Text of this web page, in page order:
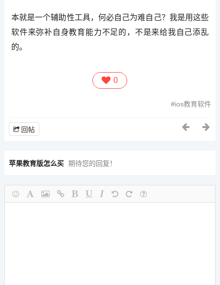
本就是一个辅助性工具，何必自己为难自己？我是用这些
软件来弥补自身教育能力不足的，不是来给我自己添乱
的。
0
ios教育软件
回帖
苹果教育版怎么买 期待您的回复！